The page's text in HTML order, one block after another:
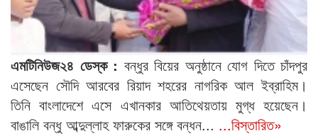
এমটিনিউজ২৪ ডেস্ক : বন্ধুর বিয়ের অনুষ্ঠানে যোগ দিতে চাঁদপুর
এসেছেন সৌদি আরবের রিয়াদ শহরের নাগরিক আল ইব্রাহিম।
তিনি বাংলাদেশে এসে এখানকার আতিথেয়তায় মুগ্ধ হয়েছেন।
বাঙালি বন্ধু আব্দুল্লাহ ফারুকের সঙ্গে বন্ধন... ...বিস্তারিত»